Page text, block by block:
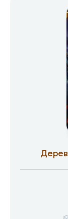
пьяница!
он делает